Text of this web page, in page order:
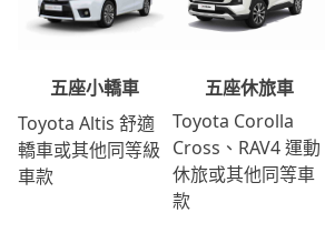
五座小轎車
Toyota Altis 舒適
轎車或其他同等級
車款
五座休旅車
Toyota Corolla
Cross、RAV4 運動
休旅或其他同等車
款